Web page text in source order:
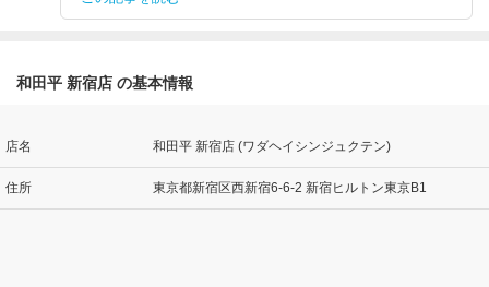
和田平 新宿店 の基本情報
店名 和田平 新宿店 (ワダヘイシンジュクテン)
住所 東京都新宿区西新宿6-6-2 新宿ヒルトン東京B1